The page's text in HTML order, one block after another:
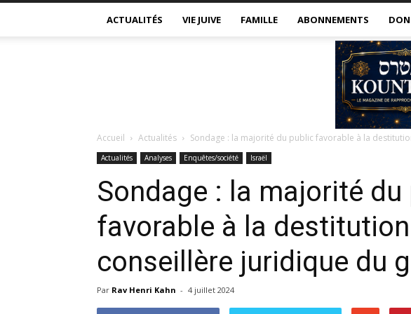
ACTUALITÉS VIE JUIVE FAMILLE ABONNEMENTS
Accueil Actualités Sondage : la majorité du public favorable à la
Actualités Analyses Enquêtes/société Israël
Sondage : la majorité
favorable à la
conseillère juridique du
Par Rav Henri Kahn - 4 juillet 2024